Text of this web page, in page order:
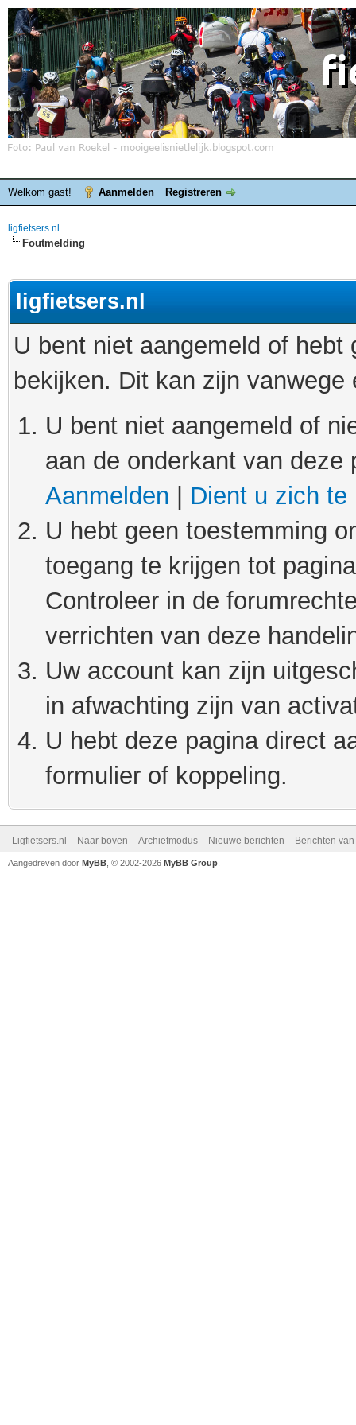
Welkom gast! Aanmelden Registreren
ligfietsers.nl
Foutmelding
ligfietsers.nl
U bent niet aangemeld of
bekijken. Dit kan zijn
U bent niet aangemeld of
aan de onderkant van
Aanmelden
Dient u zich te
U hebt geen toestemming
toegang te krijgen tot
Controleer in de
verrichten van deze
Uw account kan zijn
in afwachting zijn van
U hebt deze pagina direct
formulier of koppeling.
Ligfietsers.nl Naar boven Archiefmodus Nieuwe berichten Berichten
Aangedreven door MyBB , © 2002-2026 MyBB Group